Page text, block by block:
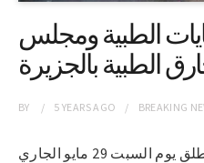
الطبية ومجلس
الطبية بالجزيرة
BY 5 YEARSAGO BREAKING
مدني 26-5-2021(سونا)- تنطلق يوم السبت 29 مايو الجاري